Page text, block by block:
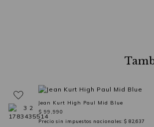
Jean Kurt High Paul Mid Blue
$ 99,990
Precio sin impuestos nacionales: $ 82,637